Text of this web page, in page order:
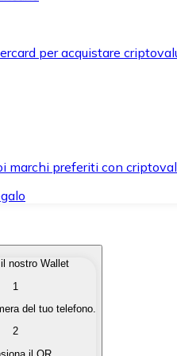
per acquistare
marchi preferiti con
ti interessano in modo
in valuta fiat quando ne hai
nostro Wallet
1
del tuo telefono.
2